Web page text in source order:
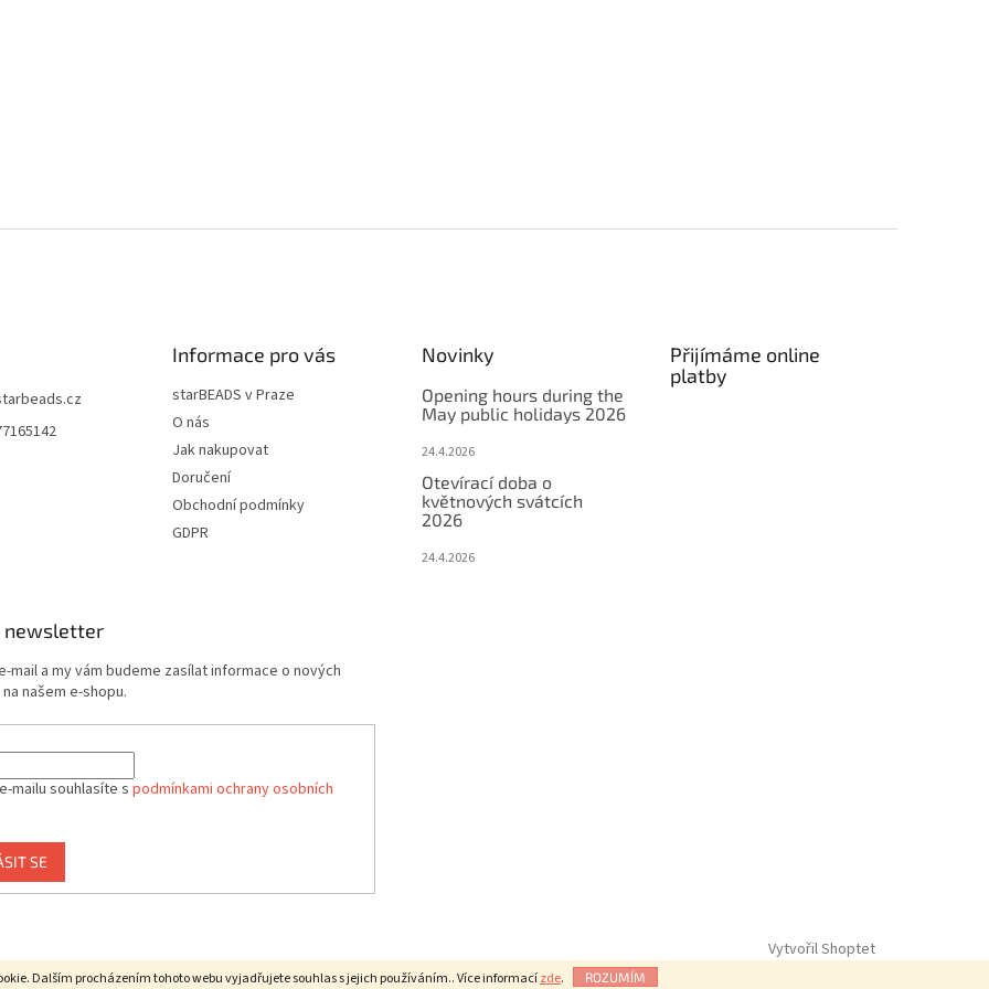
Dalším procházením tohoto webu vyjadřujete souhlas s jejich používáním.. Více informacízde. ROZUMÍM
Informace pro vás
starBEADS v Praze
O nás
Jak nakupovat
Doručení
Obchodní podmínky
GDPR
Novinky
Opening hours during the
May public holidays 2026
24.4.2026
Otevírací doba o
květnových svátcích
2026
24.4.2026
Přijímáme online
platby
newsletter
mail a my vám budeme zasílat informace o nových
našem e-shopu.
mailu souhlasíte s podmínkami ochrany osobních
SE
Vytvořil Shoptet